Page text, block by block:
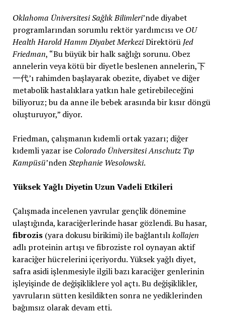
Oklahoma Üniversitesi Sağlık Bilimleri’nde diyabet
programlarından sorumlu rektör yardımcısı ve OU
Health Harold Hamm Diyabet MerkeziDirektörü Jed
Friedman, “Bu büyük bir halk sağlığı sorunu. Obez
annelerin veya kötü bir diyetle beslenen annelerin,下
一代’ı rahimden başlayarak obezite, diyabet ve diğer
metabolik hastalıklara yatkın hale getirebileceğini
biliyoruz; bu da anne ile bebek arasında bir kısır döngü
oluşturuyor,” diyor.
Friedman, çalışmanın kıdemli ortak yazarı; diğer
kıdemli yazar ise Colorado Üniversitesi Anschutz Tıp
Kampüsü’ndenStephanie Wesolowski.
Yüksek Yağlı Diyetin Uzun Vadeli Etkileri
Çalışmada incelenen yavrular gençlik dönemine
ulaştığında, karaciğerlerinde hasar gözlendi. Bu hasar,
fibrozis(yara dokusu birikimi) ile bağlantılıkollajen
adlı proteinin artışı ve fibroziste rol oynayan aktif
karaciğer hücrelerini içeriyordu. Yüksek yağlı diyet,
safra asidi işlenmesiyle ilgili bazı karaciğer genlerinin
işleyişinde de değişikliklere yol açtı. Bu değişiklikler,
yavruların sütten kesildikten sonra ne yediklerinden
bağımsız olarak devam etti.